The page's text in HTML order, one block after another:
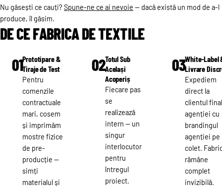
Nu găsești ce cauți? Spune-ne ce ai nevoie — dacă există un mod de a-l
produce, îl găsim.
DE CE FABRICA DE TEXTILE
01Prototipare &
Tiraje de Test
Pentru
comenzile
contractuale
mari, cosem
și imprimăm
mostre fizice
de pre-
producție —
simți
materialul și
02Totul Sub
Același
Acoperiș
Fiecare pas
se
realizează
intern — un
singur
interlocutor
pentru
întregul
proiect.
03White-Label
Livrare
Expediem
direct la
clientul
agenției cu
brandingul
agenției pe
colet.
rămâne
complet
invizibilă.